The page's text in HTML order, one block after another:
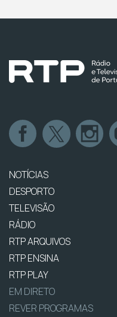
NOTÍCIAS
DESPORTO
TELEVISÃO
RÁDIO
RTP ARQUIVOS
RTP ENSINA
RTP PLAY
EM DIRETO
REVER PROGRAMAS